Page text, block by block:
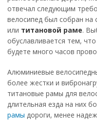
отвечал следующим
велосипед был собран
или титановой раме.
обуславливается тем,
будете много часов
Алюминиевые
более жестки и
титановые рамы для
длительная езда на них
рамы дороги, менее